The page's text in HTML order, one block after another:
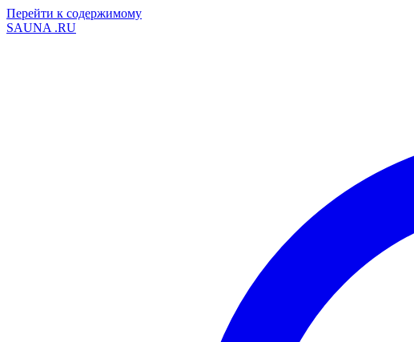
Перейти к содержимому
SAUNA .RU